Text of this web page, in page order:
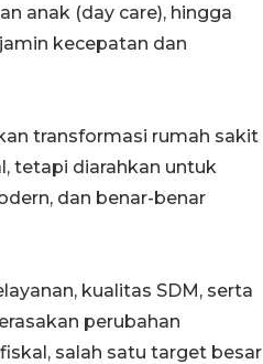
anak (day care), hingga
kecepatan dan
transformasi rumah sakit
tetapi diarahkan untuk
dan benar-benar
kualitas SDM, serta
perubahan
salah satu target besar